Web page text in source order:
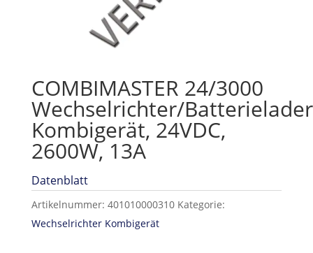
COMBIMASTER 24/3000
Wechselrichter/Batterielader
Kombigerät, 24VDC,
2600W, 13A
Datenblatt
Artikelnummer: 401010000310 Kategorie:
Wechselrichter Kombigerät